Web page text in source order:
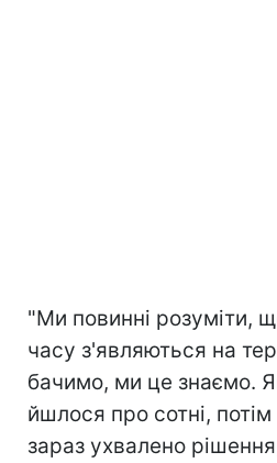
"Ми повинні розуміти,
часу з'являються на
бачимо, ми це знаємо.
йшлося про сотні, потім
зараз ухвалено